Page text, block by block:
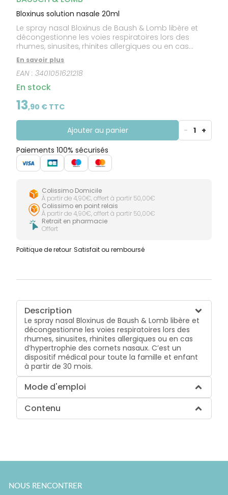
Bloxinus solution nasale 20ml
Le spray nasal Bloxinus de Baush & Lomb libère et
décongestionne les voies respiratoires lors des
rhumes, sinusites, rhinites allergiques ou en cas
d’hypertrophie des cornets nasaux. C’est un
dispositif médical pour toute la famille et enfant à
partir de 30 mois.
En savoir plus
EAN :3401051621218
En stock
13,90 € TTC
Ajouter au panier - 1 +
Paiements 100% sécurisés
Colissimo Domicile
À partir de 4,90€, offert à partir 50,00€
Colissimo en point relais
À partir de 4,90€, offert à partir 50,00€
Retrait en pharmacie
Offert
Politique de retour Satisfait ou remboursé
Description
Le spray nasal Bloxinus de Baush & Lomb libère et
décongestionne les voies respiratoires lors des
rhumes, sinusites, rhinites allergiques ou en cas
d’hypertrophie des cornets nasaux. C’est un
dispositif médical pour toute la famille et enfant
à partir de 30 mois.
Mode d'emploi
Contenu
NOUS RENCONTRER